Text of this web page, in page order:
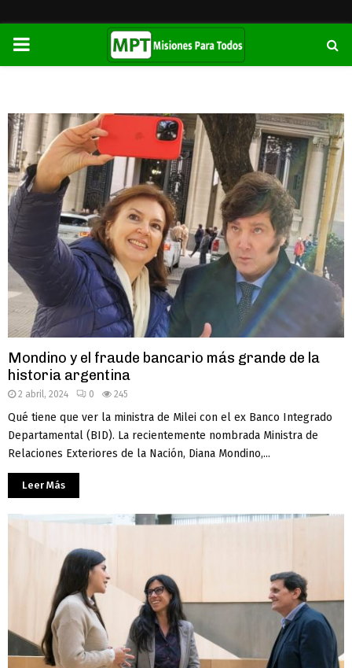
PRIMARY
Mondino y el fraude bancario más grande de la
historia argentina
2 abril, 2024 0 245
Qué tiene que ver la ministra de Milei con el ex Banco Integrado
Departamental (BID). La recientemente nombrada Ministra de
Relaciones Exteriores de la Nación, Diana Mondino,...
Leer Más